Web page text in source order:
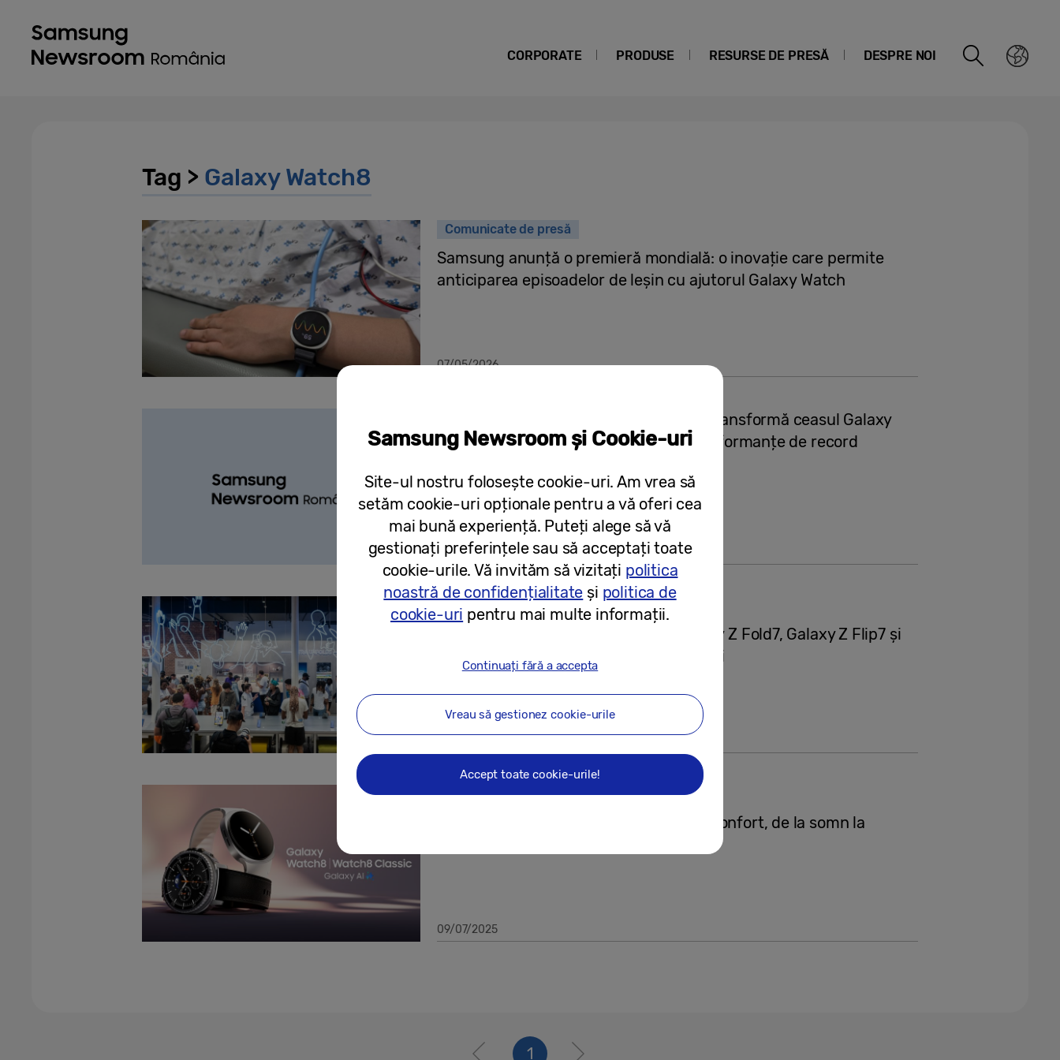
CORPORATE PRODUSE RESURSE DE PRESĂ DESPRE NOI
Tag > Galaxy Watch8
Comunicate de presă
Samsung anunță o premieră mondială: o inovație care permite
anticiparea episoadelor de leșin cu ajutorul Galaxy Watch
07/05/2026
[Ziua Mondială a Sănătății 2026] Cum transformă ceasul Galaxy
Watch al lui Jacob Kiplimo datele în performanțe de record
17/04/2026
Comunicate de presă
Samsung lansează la nivel global Galaxy Z Fold7, Galaxy Z Flip7 și
seria Galaxy Watch8, începând de astăzi
Comunicate de presă
Samsung Galaxy Watch8 Series: Ultra confort, de la somn la
09/07/2025
1
Samsung Newsroom și Cookie-uri
Site-ul nostru folosește cookie-uri. Am vrea să
setăm cookie-uri opționale pentru a vă oferi cea
mai bună experiență. Puteți alege să vă
gestionați preferințele sau să acceptați toate
cookie-urile. Vă invităm să vizitați politica
noastră de confidențialitate și politica de
cookie-uri pentru mai multe informații.
Continuați fără a accepta
Vreau să gestionez cookie-urile
Accept toate cookie-urile!